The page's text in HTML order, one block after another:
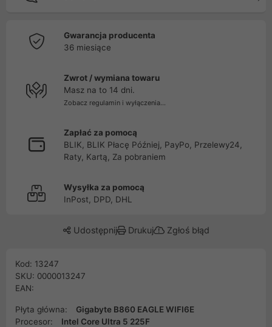
Gwarancja producenta
36 miesiące
Zwrot / wymiana towaru
Masz na to 14 dni.
Zobacz regulamin i wyłączenia...
Zapłać za pomocą
BLIK, BLIK Płacę Później, PayPo, Przelewy24,
Raty, Kartą, Za pobraniem
Wysyłka za pomocą
InPost, DPD, DHL
Udostępnij Drukuj Zgłoś błąd
Kod: 13247
SKU: 0000013247
EAN:
Płyta główna:
Gigabyte B860 EAGLE WIFI6E
Procesor:
Intel Core Ultra 5 225F